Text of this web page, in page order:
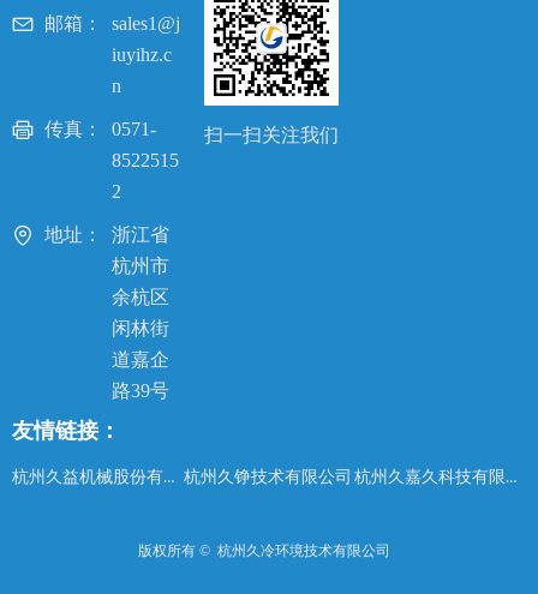
扫一扫关注我们
邮箱：
sales1@j
iuyihz.c
n
传真：
0571-
8522515
2
地址：
浙江省
杭州市
余杭区
闲林街
道嘉企
路39号
友情链接：
杭州久益机械股份有限公司 杭州久铮技术有限公司 杭州久嘉久科技有限公司
版权所有 © 杭州久冷环境技术有限公司